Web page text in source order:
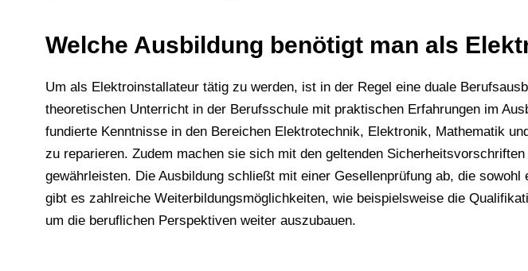
Welche Ausbildung benötigt man als
Um als Elektroinstallateur tätig zu werden, ist in der Regel eine duale
theoretischen Unterricht in der Berufsschule mit praktischen Erfahrungen im
fundierte Kenntnisse in den Bereichen Elektrotechnik, Elektronik, Mathematik
zu reparieren. Zudem machen sie sich mit den geltenden
gewährleisten. Die Ausbildung schließt mit einer Gesellenprüfung ab, die
gibt es zahlreiche Weiterbildungsmöglichkeiten, wie beispielsweise die
um die beruflichen Perspektiven weiter auszubauen.